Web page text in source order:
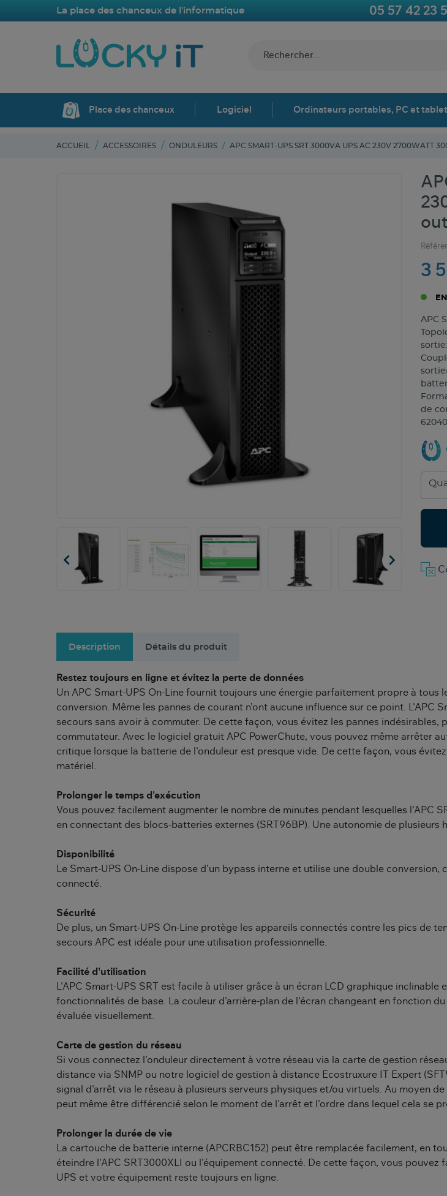
La place des chanceux de l'informatique 05 57 42 23
Place des chanceux Logiciel Ordinateurs portables, PC et
ACCUEIL ACCESSOIRES ONDULEURS APC SMART-UPS SRT 3000VA UPS AC 230V 2700WATT
 
3
APC
de
Description Détails du produit
Restez toujours en ligne et évitez la perte de données
Un APC Smart-UPS On-Line fournit toujours une énergie parfaitement propre à
conversion. Même les pannes de courant n’ont aucune influence sur ce point.
secours sans avoir à commuter. De cette façon, vous évitez les pannes indésirables,
commutateur. Avec le logiciel gratuit APC PowerChute, vous pouvez même arrêter
critique lorsque la batterie de l'onduleur est presque vide. De cette façon, vous
matériel.
Prolonger le temps d'exécution
Vous pouvez facilement augmenter le nombre de minutes pendant lesquelles l'APC
en connectant des blocs-batteries externes (SRT96BP). Une autonomie de plusieurs
Disponibilité
Le Smart-UPS On-Line dispose d'un bypass interne et utilise une double
connecté.
Sécurité
De plus, un Smart-UPS On-Line protège les appareils connectés contre les pics de
secours APC est idéale pour une utilisation professionnelle.
Facilité d'utilisation
L'APC Smart-UPS SRT est facile à utiliser grâce à un écran LCD graphique
fonctionnalités de base. La couleur d'arrière-plan de l'écran changeant en fonction
évaluée visuellement.
Carte de gestion du réseau
Si vous connectez l'onduleur directement à votre réseau via la carte de gestion
distance via SNMP ou notre logiciel de gestion à distance Ecostruxure IT Expert
signal d'arrêt via le réseau à plusieurs serveurs physiques et/ou virtuels. Au moyen
peut même être différencié selon le moment de l'arrêt et l'ordre dans lequel cela se
Prolonger la durée de vie
La cartouche de batterie interne (APCRBC152) peut être remplacée facilement, en
éteindre l'APC SRT3000XLI ou l'équipement connecté. De cette façon, vous
UPS et votre équipement reste toujours en ligne.